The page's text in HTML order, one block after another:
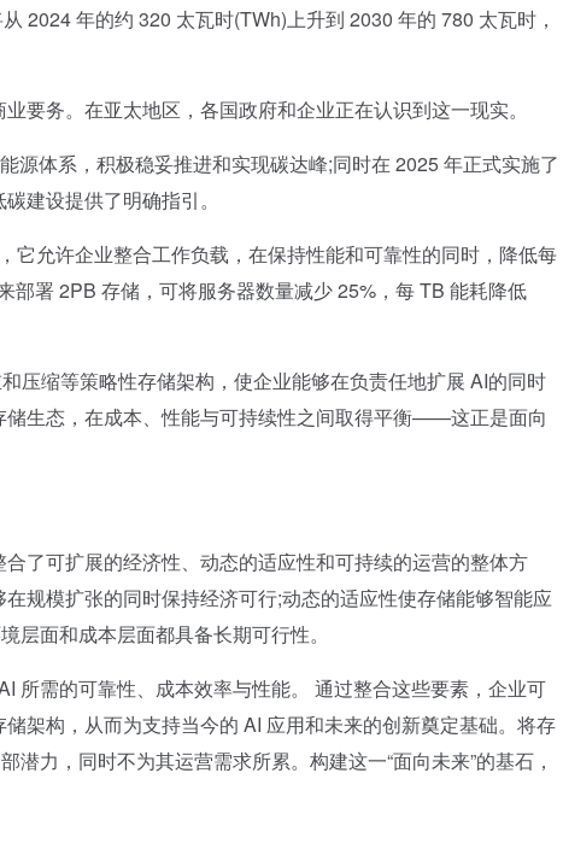
2024 年的约 320 太瓦时(TWh)上升到 2030 年的 780 太瓦时，
务。在亚太地区，各国政府和企业正在认识到这一现实。
体系，积极稳妥推进和实现碳达峰;同时在 2025 年正式实施了
建设提供了明确指引。
允许企业整合工作负载，在保持性能和可靠性的同时，降低每
署 2PB 存储，可将服务器数量减少 25%，每 TB 能耗降低
缩等策略性存储架构，使企业能够在负责任地扩展 AI的同时
生态，在成本、性能与可持续性之间取得平衡——这正是面向
可扩展的经济性、动态的适应性和可持续的运营的整体方
规模扩张的同时保持经济可行;动态的适应性使存储能够智能应
层面和成本层面都具备长期可行性。
需的可靠性、成本效率与性能。 通过整合这些要素，企业可
架构，从而为支持当今的 AI 应用和未来的创新奠定基础。将存
力，同时不为其运营需求所累。构建这一“面向未来”的基石，